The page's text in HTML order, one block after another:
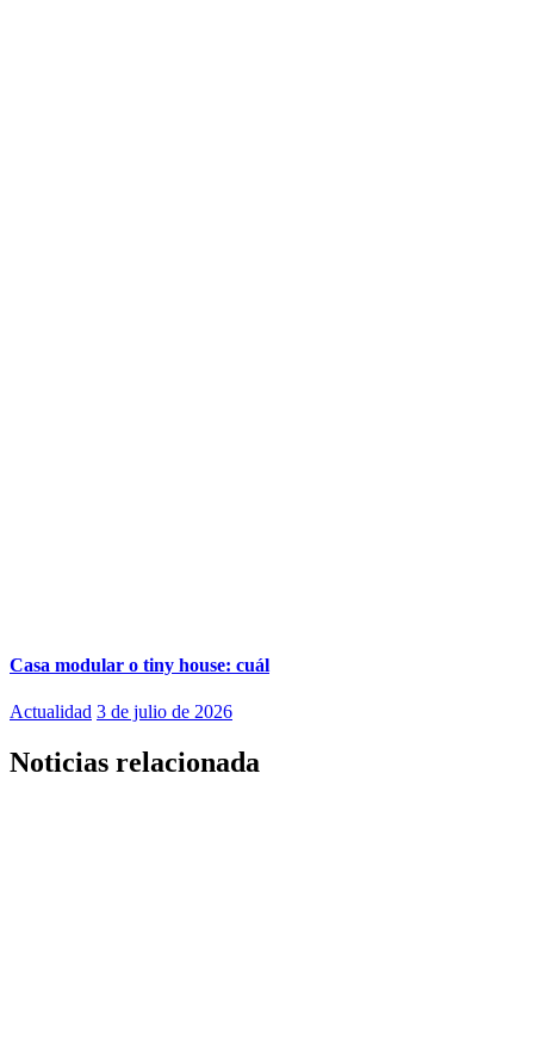
Casa modular o tiny house: cuál
Actualidad 3 de julio de 2026
Noticias relacionada